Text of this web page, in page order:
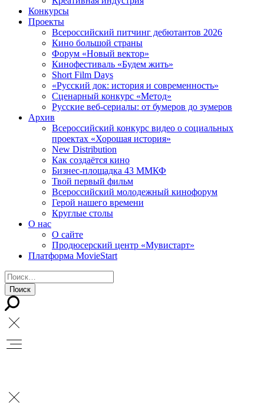
Конкурсы
Проекты
Всероссийский питчинг дебютантов 2026
Кино большой страны
Форум «Новый вектор»
Кинофестиваль «Будем жить»
Short Film Days
«Русский док: история и современность»
Сценарный конкурс «Метод»
Русские веб-сериалы: от бумеров до зумеров
Архив
Всероссийский конкурс видео о социальных
проектах «Хорошая история»
New Distribution
Как создаётся кино
Бизнес-площадка 43 ММКФ
Твой первый фильм
Всероссийский молодежный кинофорум
Герой нашего времени
Круглые столы
О нас
О сайте
Продюсерский центр «Мувистарт»
Платформа MovieStart